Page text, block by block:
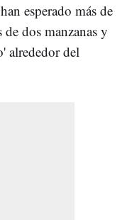
esperado más de
dos manzanas y
alrededor del